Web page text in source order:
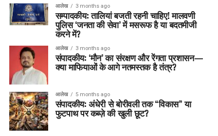
आलेख 3 months ago
सम्पादकीय: तालियां बजती रहनी चाहिए! मालवणी
पुलिस ‘जनता की सेवा’ में मसरूफ है या बदतमीजी
करने में?
आलेख 3 months ago
संपादकीय: ‘मौन’ का संरक्षण और रेंगता प्रशासन—
क्या माफियाओं के आगे नतमस्तक है तंत्र?
आलेख 5 months ago
संपादकीय: अंधेरी से बोरीवली तक “विकास” या
फुटपाथ पर कब्ज़े की खुली छूट?